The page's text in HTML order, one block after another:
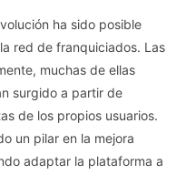
ha sido posible
red de franquiciados. Las
muchas de ellas
surgido a partir de
de los propios usuarios.
un pilar en la mejora
adaptar la plataforma a